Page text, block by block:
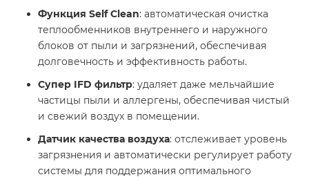
Функция Self Clean: автоматическая очистка
теплообменников внутреннего и наружного
блоков от пыли и загрязнений, обеспечивая
долговечность и эффективность работы.​
Супер IFD фильтр: удаляет даже мельчайшие
частицы пыли и аллергены, обеспечивая чистый
и свежий воздух в помещении.​
Датчик качества воздуха: отслеживает уровень
загрязнения и автоматически регулирует работу
системы для поддержания оптимального